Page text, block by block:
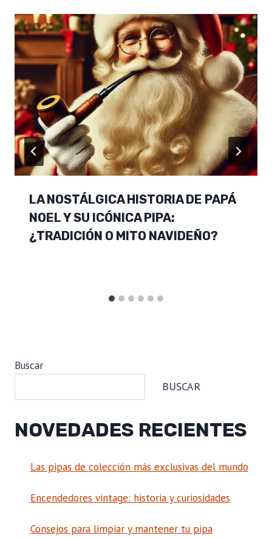
LA NOSTÁLGICA HISTORIA DE PAPÁ
NOEL Y SU ICÓNICA PIPA:
¿TRADICIÓN O MITO NAVIDEÑO?
Buscar
BUSCAR
NOVEDADES RECIENTES
Las pipas de colección más exclusivas del mundo
Encendedores vintage: historia y curiosidades
Consejos para limpiar y mantener tu pipa